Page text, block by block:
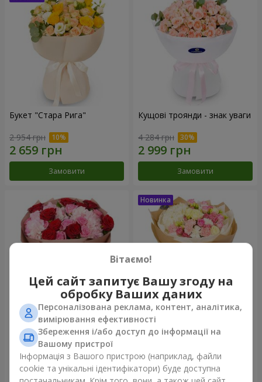
Букет "Стара Рига"
2 954 грн
Замовити
Кущові троянди - знак уваги
4 284 грн
Замовити
Букет "Чарівність троянд та
гортензій"
3 513 грн
Замовити
Букет "Лайза"
Замовити
Вітаємо!
Цей сайт запитує Вашу згоду на
обробку Ваших даних
Персоналізована реклама, контент, аналітика,
вимірювання ефективності
Збереження і/або доступ до інформації на
Вашому пристрої
Інформація з Вашого пристрою (наприклад, файли
cookie та унікальні ідентифікатори) буде доступна